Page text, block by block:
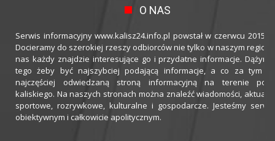
O NAS
Serwis informacyjny www.kalisz24.info.pl powstał w czerwcu 2015
Docieramy do szerokiej rzeszy odbiorców nie tylko w naszym
nas każdy znajdzie interesujące go i przydatne informacje.
tego żeby być najszybciej podającą informacje, a co za tym
najczęściej odwiedzaną stroną informacyjną na terenie
kaliskiego. Na naszych stronach można znaleźć wiadomości,
sportowe, rozrywkowe, kulturalne i gospodarcze. Jesteśmy
obiektywnym i całkowicie apolitycznym.